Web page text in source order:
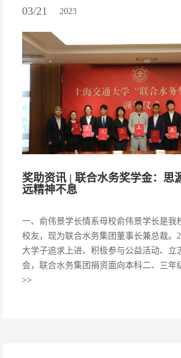
03/21 2023
奖助资讯 | 联合水务奖学金：思
远精神不息
一、俞伟景学长情系母校俞伟景学长是我
校友，现为联合水务集团董事长兼总裁。
大学子追求上进、积极参与公益活动、立
会，联合水务集团捐资面向本科二、三年
>>